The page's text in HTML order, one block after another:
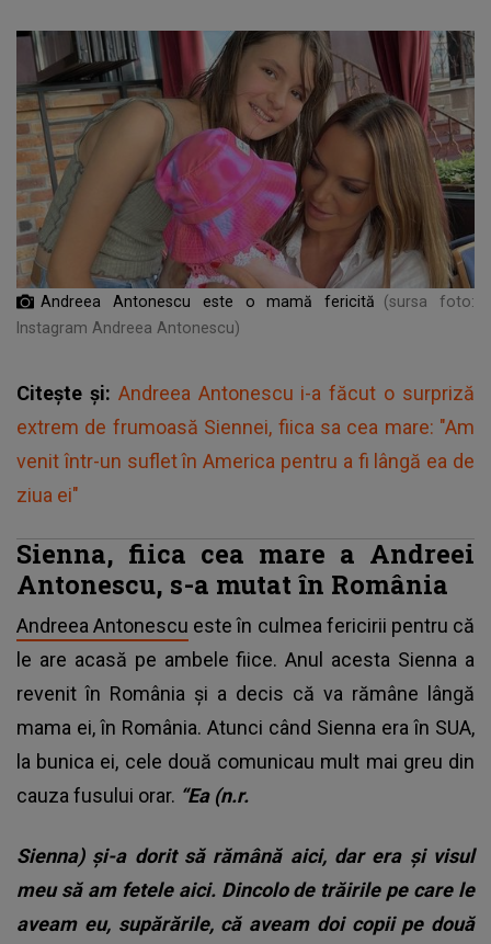
Andreea Antonescu este o mamă fericită
(sursa foto:
Instagram Andreea Antonescu)
Citește și: Andreea Antonescu i-a făcut o surpriză
extrem de frumoasă Siennei, fiica sa cea mare: "Am
venit într-un suflet în America pentru a fi lângă ea de
ziua ei"
Sienna, fiica cea mare a Andreei
Antonescu, s-a mutat în România
Andreea Antonescu este în culmea fericirii pentru că
le are acasă pe ambele fiice. Anul acesta Sienna a
revenit în România și a decis că va rămâne lângă
mama ei, în România. Atunci când Sienna era în SUA,
la bunica ei, cele două comunicau mult mai greu din
cauza fusului orar. “Ea (n.r.
Sienna) și-a dorit să rămână aici, dar era și visul
meu să am fetele aici. Dincolo de trăirile pe care le
aveam eu, supărările, că aveam doi copii pe două